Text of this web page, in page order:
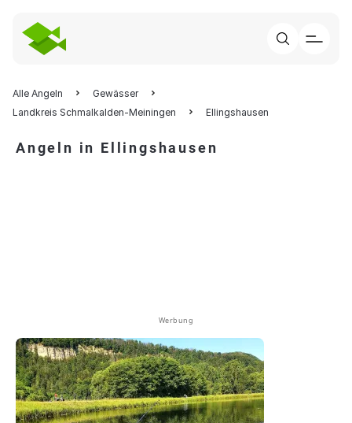
Alle Angeln
Gewässer
Landkreis Schmalkalden-Meiningen
Ellingshausen
Angeln in Ellingshausen
Werbung